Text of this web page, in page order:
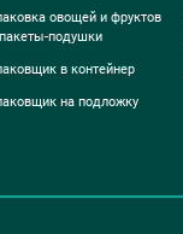
овощей и фруктов
подушки
в контейнер
на подложку